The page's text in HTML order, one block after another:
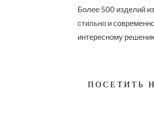
Более 500 изделий
стильно и
интересному
ПОСЕТИТЬ